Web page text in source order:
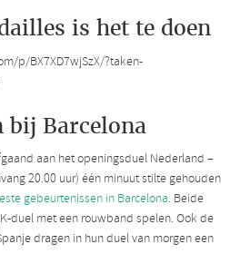
is het te doen
p/BX7XD7wjSzX/?taken-
bij Barcelona
aan het openingsduel Nederland –
20.00 uur) één minuut stilte gehouden
gebeurtenissen in Barcelona. Beide
duel met een rouwband spelen. Ook de
dragen in hun duel van morgen een